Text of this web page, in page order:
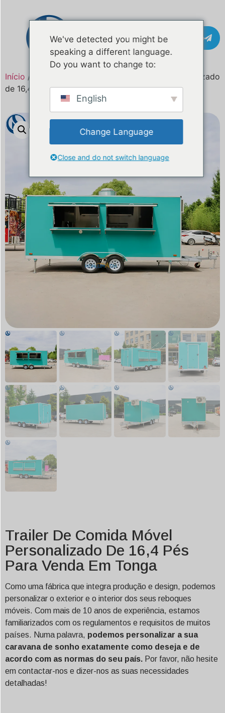
Contacto
Início /
/ Trailer de comida móvel personalizado
de 16,4 pés à venda em Tonga
Trailer De Comida Móvel
Personalizado De 16,4 Pés
Para Venda Em Tonga
Como uma fábrica que integra produção e design, podemos
personalizar o exterior e o interior dos seus reboques
móveis. Com mais de 10 anos de experiência, estamos
familiarizados com os regulamentos e requisitos de muitos
países. Numa palavra, podemos personalizar a sua
caravana de sonho exatamente como deseja e de
acordo com as normas do seu país. Por favor, não hesite
em contactar-nos e dizer-nos as suas necessidades
detalhadas!
We've detected you might be
speaking a different language.
Do you want to change to:
English
Change Language
Close and do not switch language